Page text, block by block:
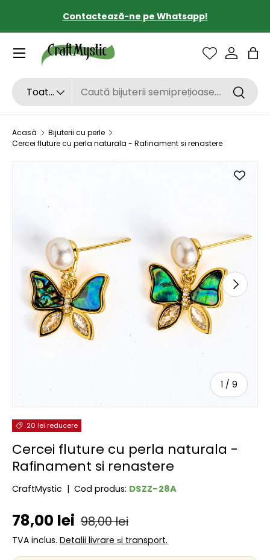
SARI LA CONȚINUT
Contactează-ne pe Whatsapp!
Căutare
Tipul de produs
Toate
Sac
Acasă
Bijuterii cu perle
Cercei fluture cu perla naturala - Rafinament si renastere
SARI LA INFORMAȚIILE DESPRE PRODUS
1 / de
9
20 lei reducere
Cercei fluture cu perla naturala -
Rafinament si renastere
CraftMystic | Cod produs: DSZZ-28A
Preț de vânzare
78,00 lei Preț obișnuit
98,00 lei
TVA inclus. Detalii livrare și transport.